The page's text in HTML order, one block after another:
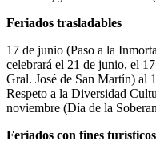
Feriados trasladables
17 de junio (Paso a la
celebrará el 21 de junio, el
Gral. José de San Martín) al
Respeto a la Diversidad
noviembre (Día de la
Feriados con fines turísticos